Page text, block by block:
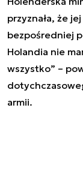
przyznała, że
bezpośredniej
Holandia nie
wszystko” –
armii.